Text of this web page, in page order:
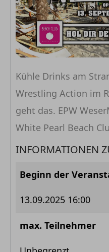
Kühle Drinks am
Wrestling Action im
geht das. EPW
White Pearl Beach
INFORMATIONEN
Beginn der
13.09.2025 16:00
max. Teilnehmer